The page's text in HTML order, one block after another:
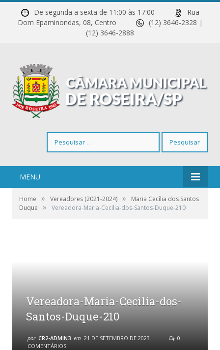
De segunda a sexta de 11:00 às 17:00
Rua
Dom Epaminondas, 08, Centro
(12) 3646-2328 |
(12) 3646-2888
por:
MENU
Home » Vereadores (2021-2024) »
Maria Cecília dos Santos
Duque
» Vereadora-Maria-Cecilia-dos-Santos-Duque-210
Vereadora-Maria-Cecilia-dos-
Santos-Duque-210
por CR2-ADMIN3 em 21 DE SETEMBRO DE 2023
0
COMENTÁRIOS